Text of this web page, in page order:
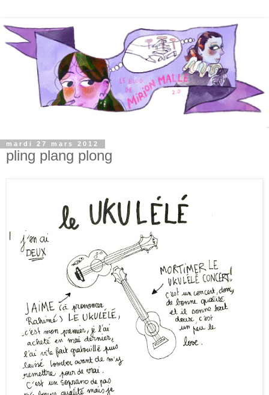
mardi 27 mars 2012
pling plang plong